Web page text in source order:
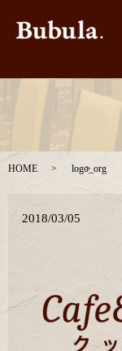
HOME logo_org
2018/03/05